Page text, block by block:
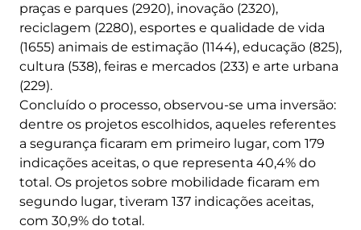
praças e parques (2920), inovação (2320),
reciclagem (2280), esportes e qualidade de vida
(1655) animais de estimação (1144), educação (825),
cultura (538), feiras e mercados (233) e arte urbana
(229).
Concluído o processo, observou-se uma inversão:
dentre os projetos escolhidos, aqueles referentes
a segurança ficaram em primeiro lugar, com 179
indicações aceitas, o que representa 40,4% do
total. Os projetos sobre mobilidade ficaram em
segundo lugar, tiveram 137 indicações aceitas,
com 30,9% do total.